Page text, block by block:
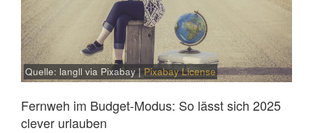
Quelle: langll via Pixabay | Pixabay License
Fernweh im Budget-Modus: So lässt sich 2025
clever urlauben